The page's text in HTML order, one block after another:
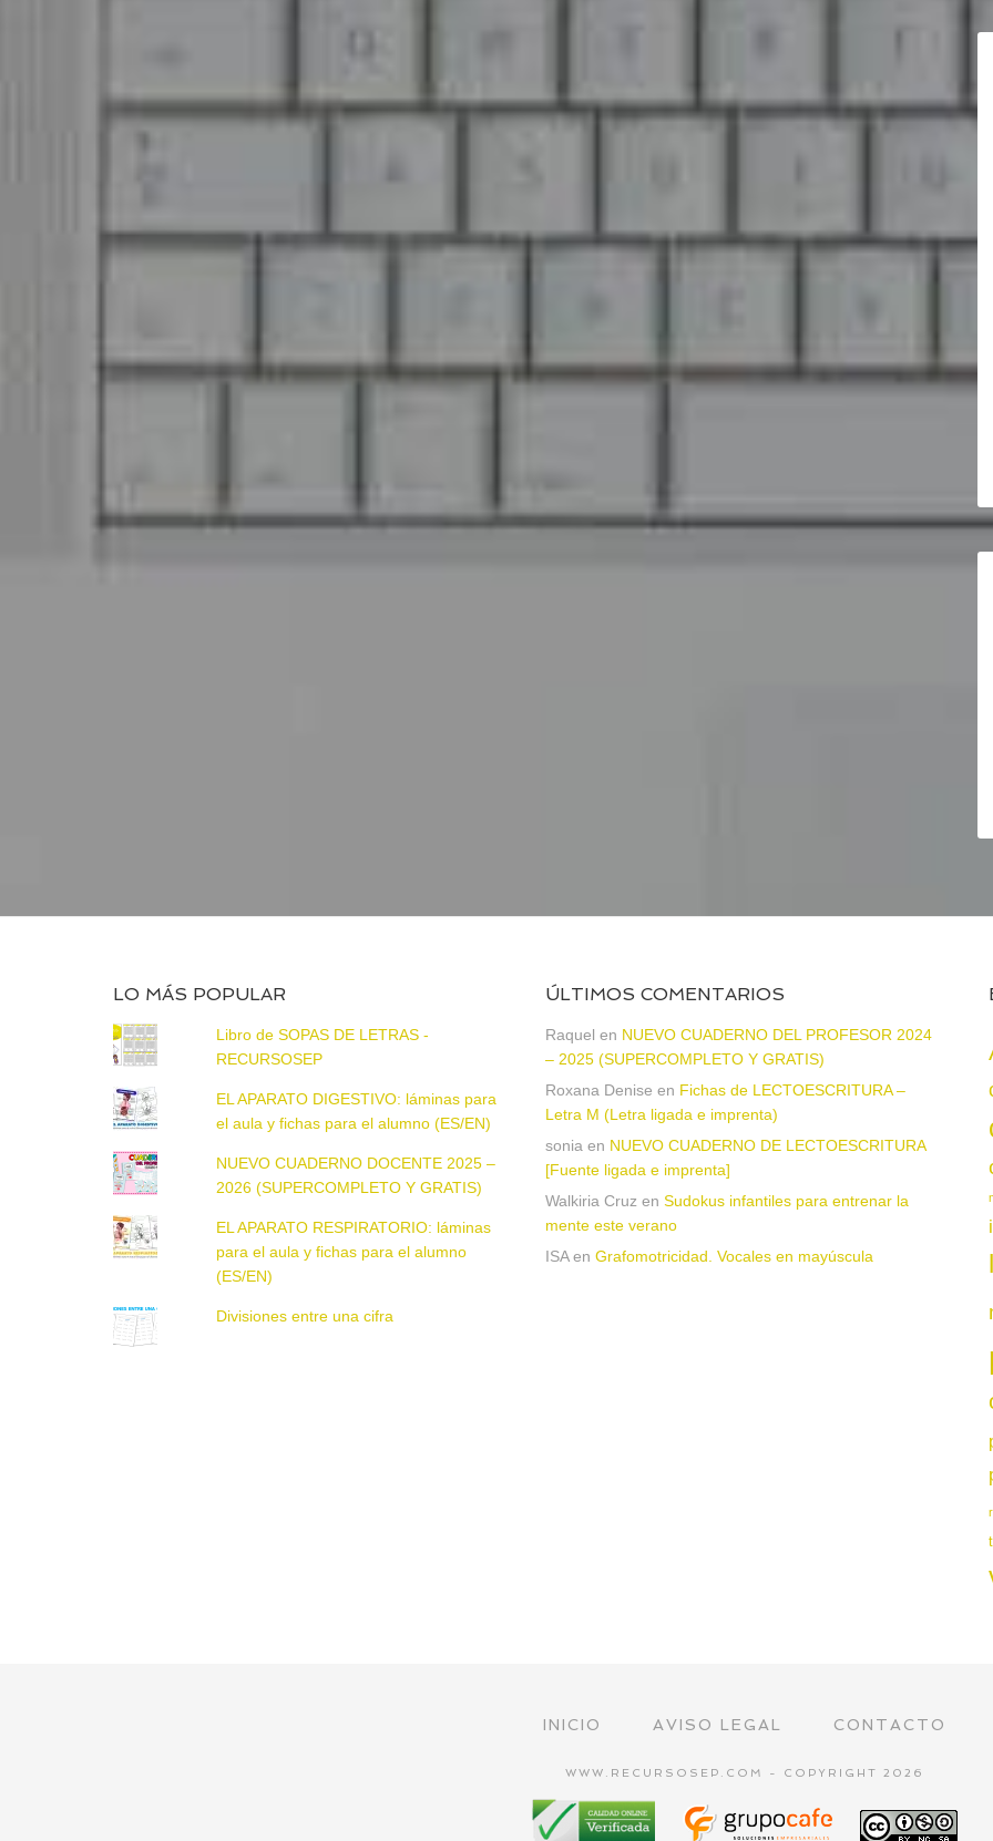
LO MÁS POPULAR
Libro de SOPAS DE LETRAS -
RECURSOSEP
EL APARATO DIGESTIVO: láminas para
el aula y fichas para el alumno (ES/EN)
NUEVO CUADERNO DOCENTE 2025 –
2026 (SUPERCOMPLETO Y GRATIS)
EL APARATO RESPIRATORIO: láminas
para el aula y fichas para el alumno
(ES/EN)
Divisiones entre una cifra
ÚLTIMOS COMENTARIOS
Raquel en NUEVO CUADERNO DEL PROFESOR 2024
– 2025 (SUPERCOMPLETO Y GRATIS)
Roxana Denise en Fichas de LECTOESCRITURA –
Letra M (Letra ligada e imprenta)
sonia en NUEVO CUADERNO DE LECTOESCRITURA
[Fuente ligada e imprenta]
Walkiria Cruz en Sudokus infantiles para entrenar la
mente este verano
ISAen Grafomotricidad. Vocales en mayúscula
INICIO AVISO LEGAL CONTACTO
WWW.RECURSOSEP.COM - COPYRIGHT 2026